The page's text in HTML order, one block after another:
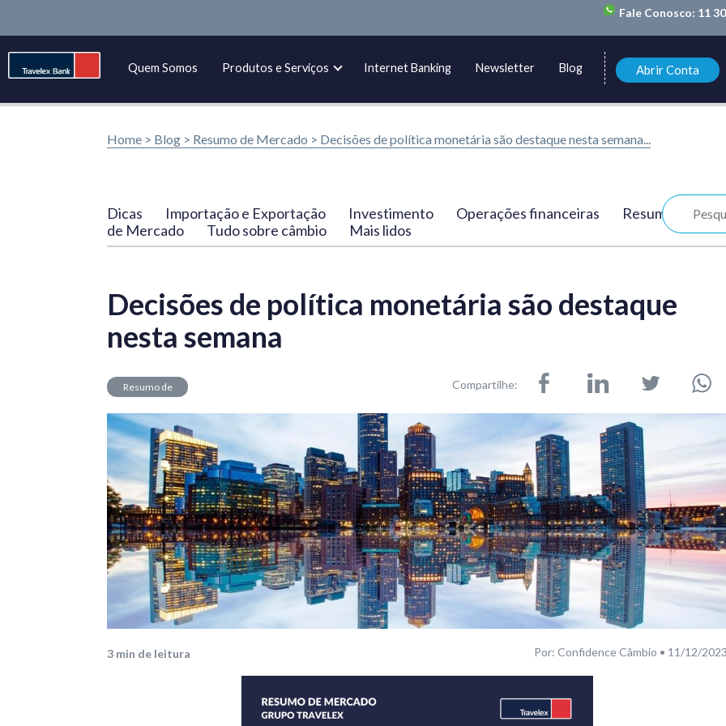
Fale Conosco: 11
Quem Somos Produtos e Serviços Internet Banking Newsletter Blog Abrir Conta
Home > Blog > Resumo de Mercado > Decisões de política monetária são destaque nesta semana...
Dicas Importação e Exportação Investimento Operações financeiras
Resumo
de Mercado
Tudo sobre câmbio Mais lidos
Decisões de política monetária são destaque
nesta semana
Resumo de
Compartilhe:
3 min de leitura Por: Confidence Câmbio • 11/12/